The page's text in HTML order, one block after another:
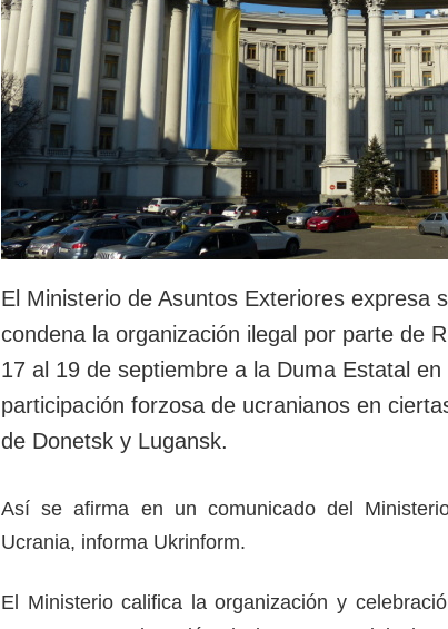
El Ministerio de Asuntos Exteriores expresa
condena la organización ilegal por parte de
17 al 19 de septiembre a la Duma Estatal
participación forzosa de ucranianos en
de Donetsk y Lugansk.
Así se afirma en un comunicado del
Ucrania, informa Ukrinform.
El Ministerio califica la organización y